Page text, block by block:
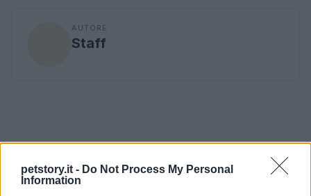
petstory.it - Do Not Process My Personal
Information
AUTORE
Staff